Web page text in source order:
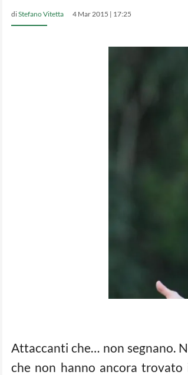
diStefano Vitetta 4 Mar 2015 | 17:25
Attaccanti che… non segnano.
che non hanno ancora